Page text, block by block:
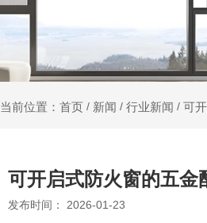
当前位置：首页 / 新闻 / 行业新闻 / 可
可开启式防火窗的五金
发布时间： 2026-01-23